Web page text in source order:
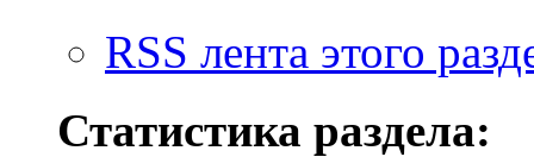
RSS лента этого
Статистика раздела: